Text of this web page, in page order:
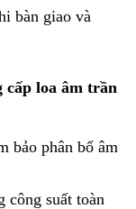
bàn giao và
loa âm trần
bảo phân bổ âm
công suất toàn